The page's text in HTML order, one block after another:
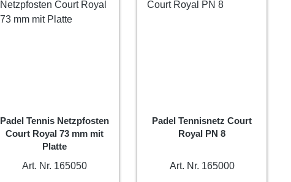
Padel Tennis Netzpfosten
Court Royal 73 mm mit
Platte
Art. Nr. 165050
Padel Tennisnetz Court
Royal PN 8
Art. Nr. 165000